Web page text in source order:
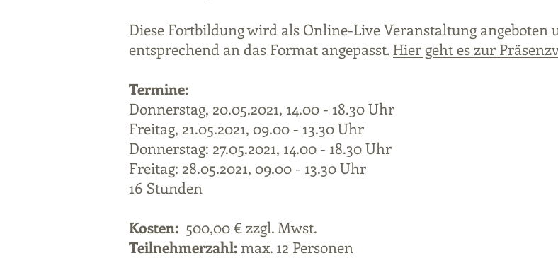
Diese Fortbildung wird als Online-Live Veranstaltung angeboten
entsprechend an das Format angepasst.Hier geht es zur
Termine:
Donnerstag, 20.05.2021, 14.00 - 18.30 Uhr
Freitag, 21.05.2021, 09.00 - 13.30 Uhr
Donnerstag: 27.05.2021, 14.00 - 18.30 Uhr
Freitag: 28.05.2021, 09.00 - 13.30 Uhr
16 Stunden
Kosten: 500,00 € zzgl. Mwst.
Teilnehmerzahl: max. 12 Personen